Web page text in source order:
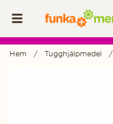
Hem Tugghjälpmedel